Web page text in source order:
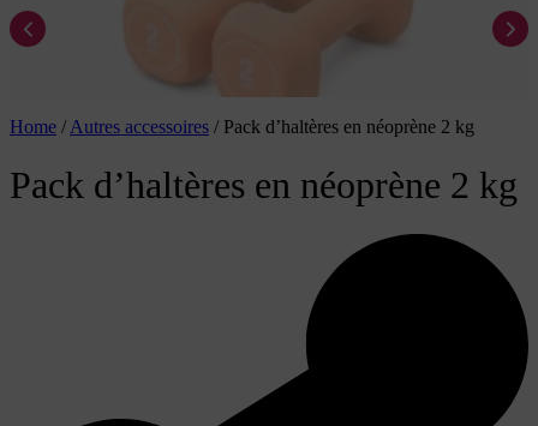
Home / Autres accessoires / Pack d’haltères en néoprène 2 kg
Pack d’haltères en néoprène 2 kg